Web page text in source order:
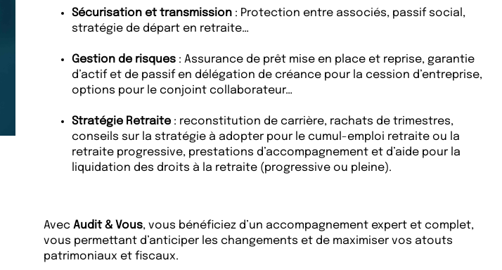
Sécurisation et transmission : Protection entre associés, passif social,
stratégie de départ en retraite…
Gestion de risques : Assurance de prêt mise en place et reprise, garantie
d’actif et de passif en délégation de créance pour la cession d’entreprise,
options pour le conjoint collaborateur…
Stratégie Retraite : reconstitution de carrière, rachats de trimestres,
conseils sur la stratégie à adopter pour le cumul-emploi retraite ou la
retraite progressive, prestations d’accompagnement et d’aide pour la
liquidation des droits à la retraite (progressive ou pleine).
Avec Audit & Vous, vous bénéficiez d’un accompagnement expert et complet,
vous permettant d’anticiper les changements et de maximiser vos atouts
patrimoniaux et fiscaux.